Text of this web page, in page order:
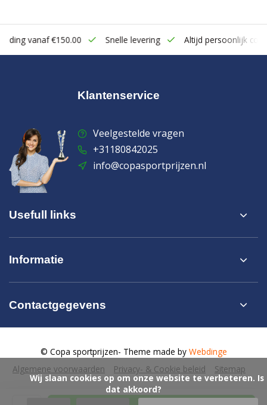
vanaf €150.00 Snelle levering Altijd persoonlijk
Klantenservice
Veelgestelde vragen
+31180842025
info@copasportprijzen.nl
Usefull links
Informatie
Contactgegevens
Algemene voorwaarden Privacy- & Cookie beleid Sitemap
© Copa sportprijzen- Theme made by Webdinge
            Wij slaan cookies op om onze website te verbeteren. Is
dat akkoord?